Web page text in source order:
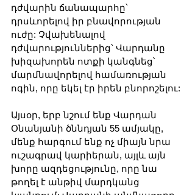
դժվարին ճանապարհը՝
դրսևորելով իր բնավորության
ուժը: Չվախենալով
դժվարություններից՝ Վարդանը
խիզախորեն ոտքի կանգնեց՝
մարմնավորելով համառության
ոգին, որը եկել էր իրեն բնորոշելու:
Այսօր, երբ նշում ենք Վարդան
Օնանյանի ծննդյան 55 ամյակը,
մենք հարգում ենք ոչ միայն նրա
ուշագրավ կարիերան, այլև այն
խորը ազդեցությունը, որը նա
թողել է անթիվ մարդկանց